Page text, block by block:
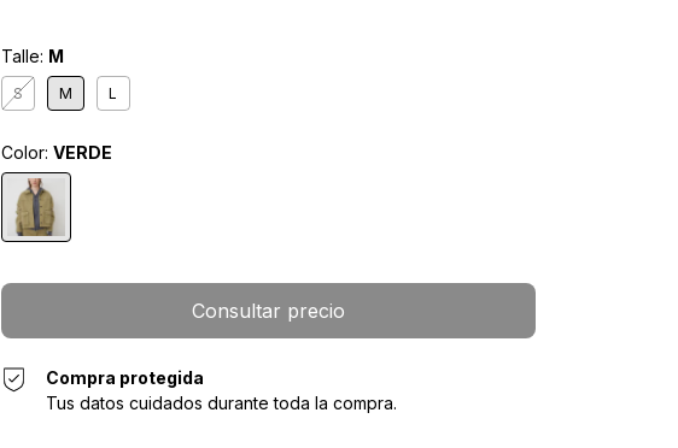
Talle: M
S M L
Color: VERDE
Compra protegida
Tus datos cuidados durante toda la compra.